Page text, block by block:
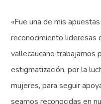
«Fue una de mis
reconocimiento lideresas
vallecaucano trabajamos
estigmatización, por la
mujeres, para seguir
seamos reconocidas en